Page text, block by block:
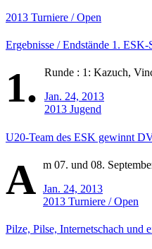
2013 Turniere / Open
Ergebnisse / Endstände 1. ESK-
1.
Runde : 1: Kazuch,
Jan. 24, 2013
2013 Jugend
U20-Team des ESK gewinnt
A m 07. und 08.
Jan. 24, 2013
2013 Turniere / Open
Pilze, Pilse, Internetschach und